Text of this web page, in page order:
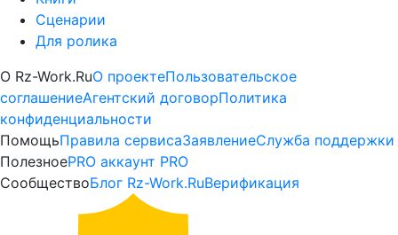
Сценарии
Для ролика
Платные
информационные
услуги
—
Активация
О Rz-Work.RuО проектеПользовательское
соглашениеАгентский договорПолитика
конфиденциальности
ПомощьПравила сервисаЗаявлениеСлужба поддержки
ПолезноеPRO аккаунт PRO
СообществоБлог Rz-Work.RuВерификация